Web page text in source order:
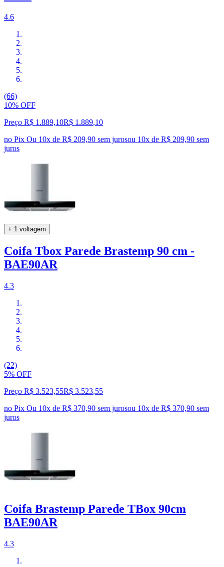
4.6
(66)
10% OFF
Preço R$ 1.889,10R$ 1.889,10
no Pix Ou 10x de R$ 209,90 sem jurosou 10x de R$ 209,90 sem
juros
+ 1 voltagem
Coifa Tbox Parede Brastemp 90 cm -
BAE90AR
4.3
(22)
5% OFF
Preço R$ 3.523,55R$ 3.523,55
no Pix Ou 10x de R$ 370,90 sem jurosou 10x de R$ 370,90 sem
juros
Coifa Brastemp Parede TBox 90cm
BAE90AR
4.3